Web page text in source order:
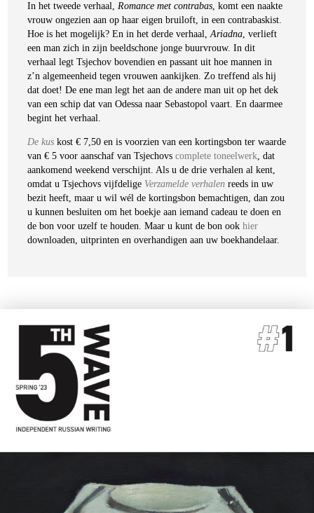
In het tweede verhaal,Romance met contrabas, komt een naakte
vrouw ongezien aan op haar eigen bruiloft, in een contrabaskist.
Hoe is het mogelijk? En in het derde verhaal,Ariadna, verlieft
een man zich in zijn beeldschone jonge buurvrouw. In dit
verhaal legt Tsjechov bovendien en passant uit hoe mannen in
z’n algemeenheid tegen vrouwen aankijken. Zo treffend als hij
dat doet! De ene man legt het aan de andere man uit op het dek
van een schip dat van Odessa naar Sebastopol vaart. En daarmee
begint het verhaal.
De kus kost € 7,50 en is voorzien van een kortingsbon ter waarde
van € 5 voor aanschaf van Tsjechovscomplete toneelwerk, dat
aankomend weekend verschijnt. Als u de drie verhalen al kent,
omdat u Tsjechovs vijfdelige Verzamelde verhalen reeds in uw
bezit heeft, maar u wil wél de kortingsbon bemachtigen, dan zou
u kunnen besluiten om het boekje aan iemand cadeau te doen en
de bon voor uzelf te houden. Maar u kunt de bon ookhier
downloaden, uitprinten en overhandigen aan uw boekhandelaar.